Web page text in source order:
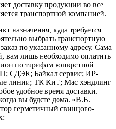
доставку продукции во все
транспортной компанией.
назначения, куда требуется
выбрать транспортную
по указанному адресу. Сама
вам лишь необходимо оплатить
по тарифам конкретной
СДЭК; Байкал сервис; ИР-
линии; ТК КиТ; Мас хэндлинг
удобное время доставки.
вы будете дома. «B.B.
герметичный свинцово-